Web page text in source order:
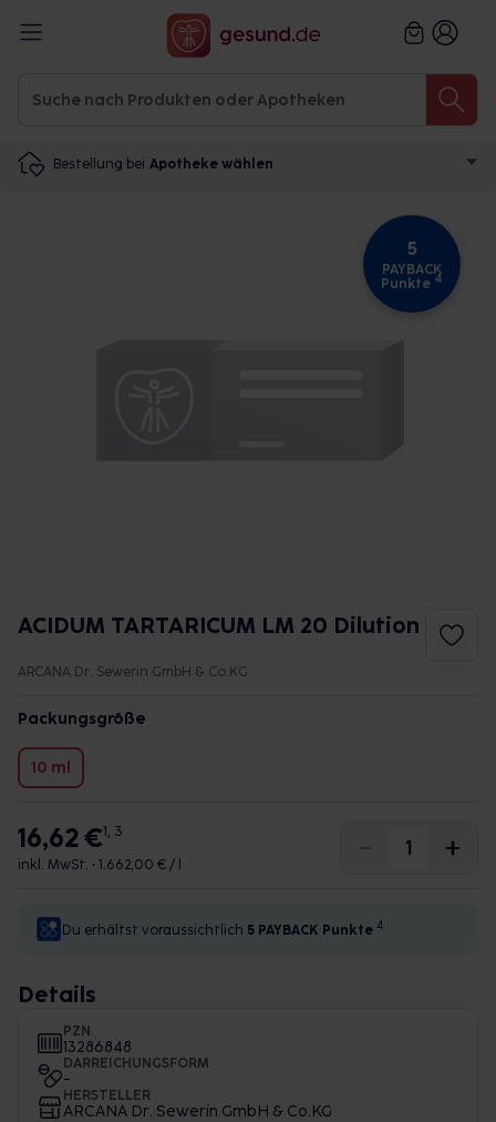
Bestellung bei Apotheke wählen
5
PAYBACK
Punkte 4
ACIDUM TARTARICUM LM 20 Dilution
ARCANA Dr. Sewerin GmbH & Co.KG
Packungsgröße
10 ml
16,62 €1, 3
inkl. MwSt. • 1.662,00 € / l
Du erhältst voraussichtlich 5 PAYBACK Punkte 4
Details
PZN
13286848
DARREICHUNGSFORM
-
HERSTELLER
ARCANA Dr. Sewerin GmbH & Co.KG